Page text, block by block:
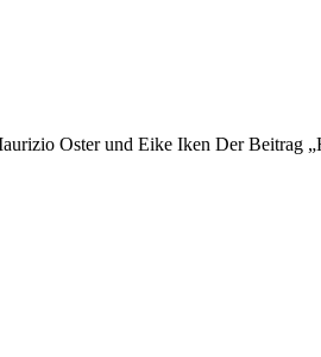
Oster und Eike Iken Der Beitrag